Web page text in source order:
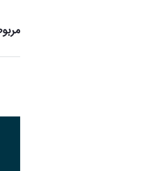
جهت مشاهده اطلاعیه